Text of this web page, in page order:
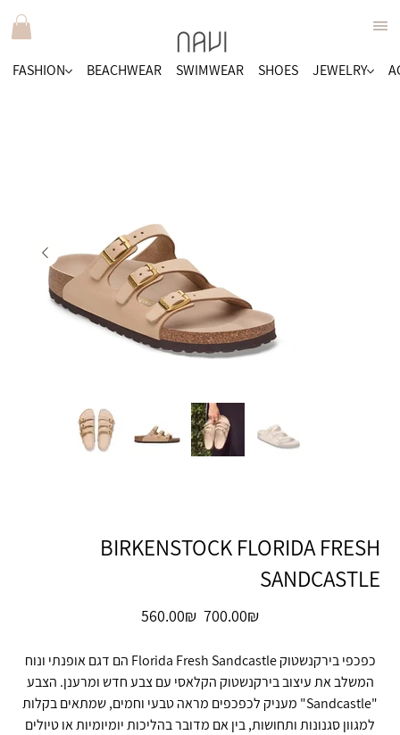
FASHION BEACHWEAR SWIMWEAR SHOES JEWELRY
BIRKENSTOCK FLORIDA FRESH
SANDCASTLE
מקורי
‏700.00 ‏₪
מבצע
‏560.00 ‏₪
כפכפי בירקנשטוק Florida Fresh Sandcastle הם דגם אופנתי ונוח
המשלב את עיצוב בירקנשטוק הקלאסי עם צבע חדש ומרענן. הצבע
"Sandcastle" מעניק לכפכפים מראה טבעי וחמים, שמתאים בקלות
למגוון סגנונות ותחושות, בין אם מדובר בהליכות יומיומיות או טיולים